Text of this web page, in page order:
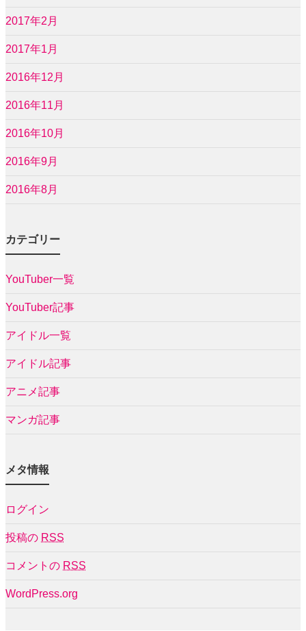
2017年2月
2017年1月
2016年12月
2016年11月
2016年10月
2016年9月
2016年8月
カテゴリー
YouTuber一覧
YouTuber記事
アイドル一覧
アイドル記事
アニメ記事
マンガ記事
メタ情報
ログイン
投稿の RSS
コメントの RSS
WordPress.org